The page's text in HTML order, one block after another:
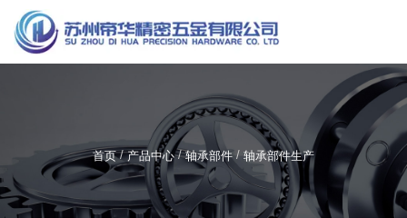
服务热线
137-7195-0090
首页/产品中心 /轴承部件 / 轴承部件生产